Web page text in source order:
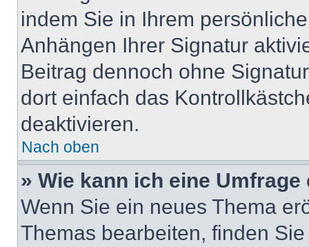
indem Sie in Ihrem
Anhängen Ihrer Signatur
Beitrag dennoch ohne
dort einfach das
deaktivieren.
Nach oben
» Wie kann ich eine
Wenn Sie ein neues Thema
Themas bearbeiten, finden